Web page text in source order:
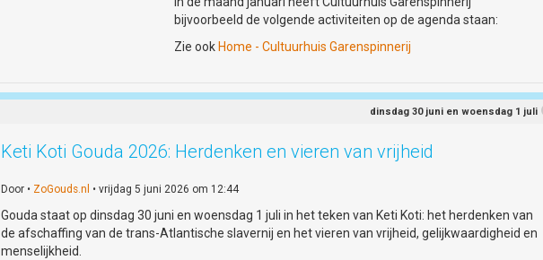
Voetstuk' reageert zij op stelten op de dynamiek tussen toen en
nu.
De regie van deze bijzondere voorstelling is in handen van
avond te worden waarin historie en moderne straatcultuur elkaar
Locatie: Gouda Studio's, Oosthaven 12, Gouda
Tijd: 20u00 - 21u15
bijvoorbeeld de volgende activiteiten op de agenda staan:
Zie ook Home - Cultuurhuis Garenspinnerij
dinsdag 30 juni en woensdag 1 juli
Keti Koti Gouda 2026: Herdenken en vieren van vrijheid
Door • ZoGouds.nl • vrijdag 5 juni 2026 om 12:44
Gouda staat op dinsdag 30 juni en woensdag 1 juli in het teken van Keti Koti: het herdenken van
de afschaffing van de trans-Atlantische slavernij en het vieren van vrijheid, gelijkwaardigheid en
menselijkheid.